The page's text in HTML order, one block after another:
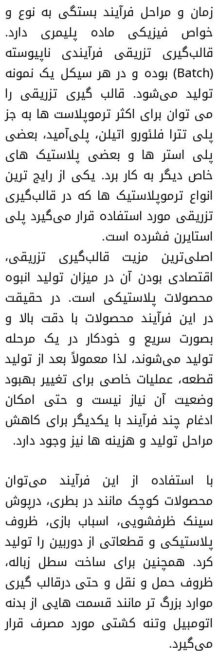
زمان و مراحل فرآیند بستگی به نوع و
خواص فیزیکی ماده پلیمری دارد.
قالب‌گیری تزریقی فرآیندی ناپیوسته
(Batch) بوده و در هر سیکل یک نمونه
تولید می‌شود. قالب گیری تزریقی را
می توان برای اکثر ترموپلاست ها به جز
پلی تترا فلئورو اتیلن، پلی‌آمید، بعضی
پلی استر ها و بعضی پلاستیک های
خاص دیگر به کار برد. یکی از رایج ترین
انواع ترموپلاستیک ها که در قالب‌گیری
تزریقی مورد استفاده قرار می‌گیرد پلی
استایرن فشرده است.
اصلی‌ترین مزیت قالب‌گیری تزریقی،
اقتصادی بودن آن در میزان تولید انبوه
محصولات پلاستیکی است. در حقیقت
در این فرآیند محصولات با دقت بالا و
بصورت سریع و خودکار در یک مرحله
تولید می‌شوند، لذا معمولاً بعد از تولید
قطعه، عملیات خاصی برای تغییر بهبود
وضعیت آن نیاز نیست و حتی امکان
ادغام چند فرآیند با یکدیگر برای کاهش
مراحل تولید و هزینه ها نیز وجود دارد.
با استفاده از این فرآیند می‌توان
محصولات کوچک مانند در بطری، درپوش
سینک ظرفشویی، اسباب بازی، ظروف
پلاستیکی و قطعاتی از دوربین را تولید
کرد. همچنین برای ساخت سطل زباله،
ظروف حمل و نقل و حتی درقالب گیری
موارد بزرگ تر مانند قسمت هایی از بدنه
اتومبیل وتنه کشتی مورد مصرف قرار
می‌گیرد.